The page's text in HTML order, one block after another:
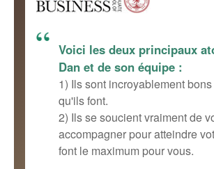
Voici les deux principaux
Dan et de son équipe :
1) Ils sont incroyablement
qu'ils font.
2) Ils se soucient vraiment de
accompagner pour atteindre
font le maximum pour vous.